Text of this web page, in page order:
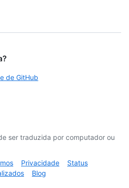
de GitHub
ser traduzida por computador ou
Privacidade
Status
Blog